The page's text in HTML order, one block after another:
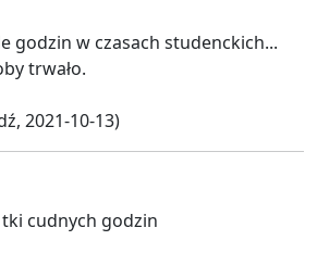
godzin w czasach studenckich...
trwało.
2021-10-13)
tki cudnych godzin